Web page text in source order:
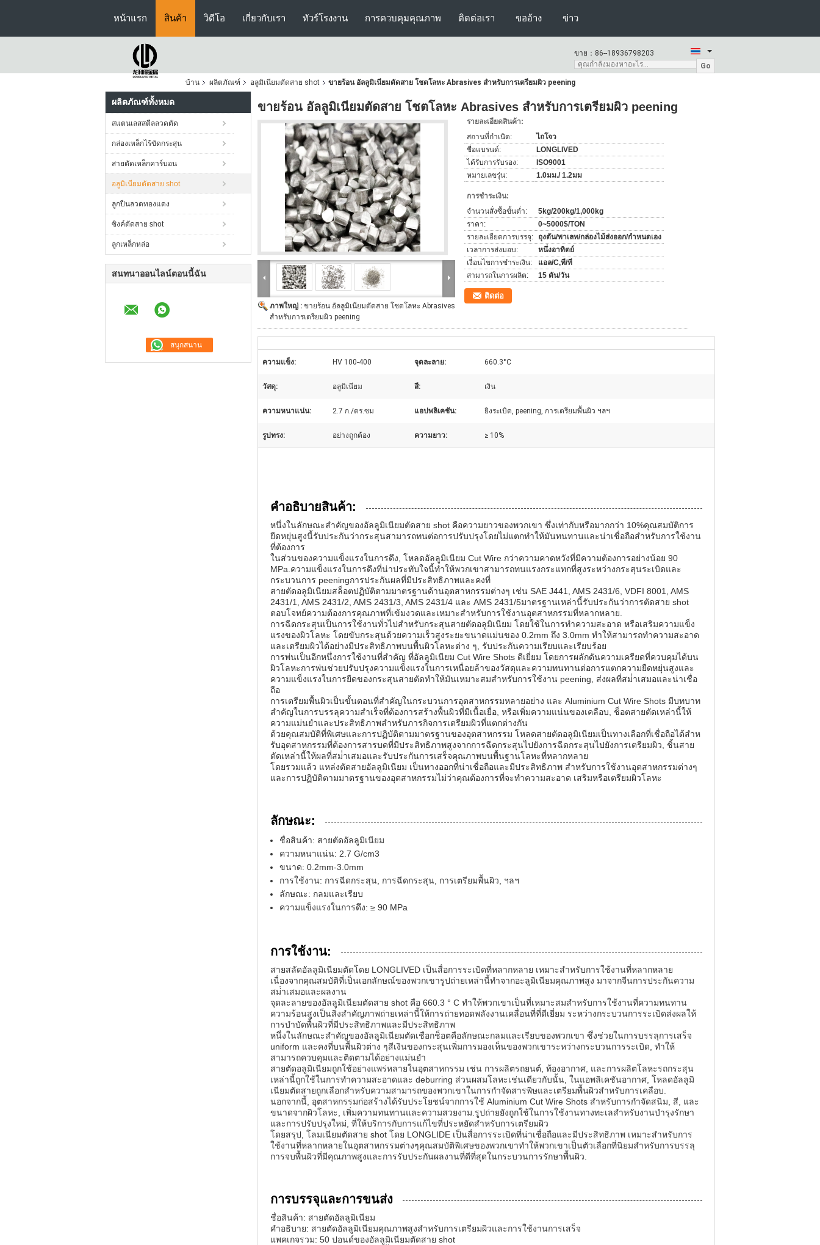
หน้าแรก สินค้า วิดีโอ เกี่ยวกับเรา ทัวร์โรงงาน การควบคุมคุณภาพ ติดต่อเรา ขออ้าง ข่าว
ขาย： 86--18936798203
Go
บ้าน
ผลิตภัณฑ์ อลูมิเนียมตัดสาย shot ขายร้อน อัลลูมิเนียมตัดสาย โชตโลหะ Abrasives สําหรับการเตรียมผิว peening
ผลิตภัณฑ์ทั้งหมด
สแตนเลสสตีลลวดตัด
กล่องเหล็กไร้ขัดกระสุน
สายตัดเหล็กคาร์บอน
อลูมิเนียมตัดสาย shot
ลูกปืนลวดทองแดง
ซิงค์ตัดสาย shot
ลูกเหล็กหล่อ
สนทนาออนไลน์ตอนนี้ฉัน
ขายร้อน อัลลูมิเนียมตัดสาย โชตโลหะ Abrasives สําหรับการเตรียมผิว peening
ภาพใหญ่ : ขายร้อน อัลลูมิเนียมตัดสาย โชตโลหะ Abrasives
สําหรับการเตรียมผิว peening
รายละเอียดสินค้า:
สถานที่กำเนิด:
ไถโจว
ชื่อแบรนด์:
LONGLIVED
ได้รับการรับรอง:
ISO9001
หมายเลขรุ่น:
1.0มม./ 1.2มม
การชำระเงิน:
จำนวนสั่งซื้อขั้นต่ำ:
5kg/200kg/1,000kg
ราคา:
0~5000$/TON
รายละเอียดการบรรจุ: ถุงตัน/พาเลท/กล่องไม้ส่งออก/กำหนดเอง
เวลาการส่งมอบ:
หนึ่งอาทิตย์
เงื่อนไขการชำระเงิน:
แอล/C,ที/ที
สามารถในการผลิต:
15 ตัน/วัน
ติดต่อ
ความแข็ง: HV 100-400 จุดละลาย: 660.3°C
วัสดุ: อลูมิเนียม สี: เงิน
ความหนาแน่น: 2.7 ก./ตร.ซม แอปพลิเคชัน: ยิงระเบิด, peening, การเตรียมพื้นผิว ฯลฯ
รูปทรง: อย่างถูกต้อง ความยาว: ≥ 10%
คําอธิบายสินค้า:
หนึ่งในลักษณะสําคัญของอัลลูมิเนียมตัดสาย shot คือความยาวของพวกเขา ซึ่งเท่ากับหรือมากกว่า 10%คุณสมบัติการ
ยืดหยุ่นสูงนี้รับประกันว่ากระสุนสามารถทนต่อการปรับปรุงโดยไม่แตกทําให้มันทนทานและน่าเชื่อถือสําหรับการใช้งาน
ที่ต้องการ
ในส่วนของความแข็งแรงในการดึง, โหลดอัลลูมิเนียม Cut Wire กว่าความคาดหวังที่มีความต้องการอย่างน้อย 90
MPa.ความแข็งแรงในการดึงที่น่าประทับใจนี้ทําให้พวกเขาสามารถทนแรงกระแทกที่สูงระหว่างกระสุนระเบิดและ
กระบวนการ peeningการประกันผลที่มีประสิทธิภาพและคงที่
สายตัดอลูมิเนียมสล็อตปฏิบัติตามมาตรฐานด้านอุตสาหกรรมต่างๆ เช่น SAE J441, AMS 2431/6, VDFI 8001, AMS
2431/1, AMS 2431/2, AMS 2431/3, AMS 2431/4 และ AMS 2431/5มาตรฐานเหล่านี้รับประกันว่าการตัดสาย shot
ตอบโจทย์ความต้องการคุณภาพที่เข้มงวดและเหมาะสําหรับการใช้งานอุตสาหกรรมที่หลากหลาย.
การฉีดกระสุนเป็นการใช้งานทั่วไปสําหรับกระสุนสายตัดอลูมิเนียม โดยใช้ในการทําความสะอาด หรือเสริมความแข็ง
แรงของผิวโลหะ โดยขับกระสุนด้วยความเร็วสูงระยะขนาดแม่นของ 0.2mm ถึง 3.0mm ทําให้สามารถทําความสะอาด
และเตรียมผิวได้อย่างมีประสิทธิภาพบนพื้นผิวโลหะต่าง ๆ, รับประกันความเรียบและเรียบร้อย
การพ่นเป็นอีกหนึ่งการใช้งานที่สําคัญ ที่อัลลูมิเนียม Cut Wire Shots ดีเยี่ยม โดยการผลักดันความเครียดที่ควบคุมได้บน
ผิวโลหะการพ่นช่วยปรับปรุงความแข็งแรงในการเหนื่อยล้าของวัสดุและความทนทานต่อการแตกความยืดหยุ่นสูงและ
ความแข็งแรงในการยืดของกระสุนสายตัดทําให้มันเหมาะสมสําหรับการใช้งาน peening, ส่งผลที่สม่ําเสมอและน่าเชื่อ
ถือ
การเตรียมพื้นผิวเป็นขั้นตอนที่สําคัญในกระบวนการอุตสาหกรรมหลายอย่าง และ Aluminium Cut Wire Shots มีบทบาท
สําคัญในการบรรลุความสําเร็จที่ต้องการสร้างพื้นผิวที่มีเนื้อเยื่อ, หรือเพิ่มความแน่นของเคลือบ, ช็อตสายตัดเหล่านี้ให้
ความแม่นยําและประสิทธิภาพสําหรับภารกิจการเตรียมผิวที่แตกต่างกัน
ด้วยคุณสมบัติที่พิเศษและการปฏิบัติตามมาตรฐานของอุตสาหกรรม โหลดสายตัดอลูมิเนียมเป็นทางเลือกที่เชื่อถือได้สําห
รับอุตสาหกรรมที่ต้องการสารบดที่มีประสิทธิภาพสูงจากการฉีดกระสุนไปยังการฉีดกระสุนไปยังการเตรียมผิว, ชิ้นสาย
ตัดเหล่านี้ให้ผลที่สม่ําเสมอและรับประกันการเสร็จคุณภาพบนพื้นฐานโลหะที่หลากหลาย
โดยรวมแล้ว แหล่งตัดสายอัลลูมิเนียม เป็นทางออกที่น่าเชื่อถือและมีประสิทธิภาพ สําหรับการใช้งานอุตสาหกรรมต่างๆ
และการปฏิบัติตามมาตรฐานของอุตสาหกรรมไม่ว่าคุณต้องการที่จะทําความสะอาด เสริมหรือเตรียมผิวโลหะ
ลักษณะ:
ชื่อสินค้า: สายตัดอัลลูมิเนียม
ความหนาแน่น: 2.7 G/cm3
ขนาด: 0.2mm-3.0mm
การใช้งาน: การฉีดกระสุน, การฉีดกระสุน, การเตรียมพื้นผิว, ฯลฯ
ลักษณะ: กลมและเรียบ
ความแข็งแรงในการดึง: ≥ 90 MPa
การใช้งาน:
สายสลัดอัลลูมิเนียมตัดโดย LONGLIVED เป็นสื่อการระเบิดที่หลากหลาย เหมาะสําหรับการใช้งานที่หลากหลาย
เนื่องจากคุณสมบัติที่เป็นเอกลักษณ์ของพวกเขารูปถ่ายเหล่านี้ทําจากอะลูมิเนียมคุณภาพสูง มาจากจีนการประกันความ
สม่ําเสมอและผลงาน
จุดละลายของอัลลูมิเนียมตัดสาย shot คือ 660.3 ° C ทําให้พวกเขาเป็นที่เหมาะสมสําหรับการใช้งานที่ความทนทาน
ความร้อนสูงเป็นสิ่งสําคัญภาพถ่ายเหล่านี้ให้การถ่ายทอดพลังงานเคลื่อนที่ที่ดีเยี่ยม ระหว่างกระบวนการระเบิดส่งผลให้
การบําบัดพื้นผิวที่มีประสิทธิภาพและมีประสิทธิภาพ
หนึ่งในลักษณะสําคัญของอัลลูมิเนียมตัดเชือกช็อตคือลักษณะกลมและเรียบของพวกเขา ซึ่งช่วยในการบรรลุการเสร็จ
uniform และคงที่บนพื้นผิวต่าง ๆสีเงินของกระสุนเพิ่มการมองเห็นของพวกเขาระหว่างกระบวนการระเบิด, ทําให้
สามารถควบคุมและติดตามได้อย่างแม่นยํา
สายตัดอลูมิเนียมถูกใช้อย่างแพร่หลายในอุตสาหกรรม เช่น การผลิตรถยนต์, ท้องอากาศ, และการผลิตโลหะรถกระสุน
เหล่านี้ถูกใช้ในการทําความสะอาดและ deburring ส่วนผสมโลหะเช่นเดียวกับนั้น, ในแอพลิเคชันอากาศ, โหลดอัลลูมิ
เนียมตัดสายถูกเลือกสําหรับความสามารถของพวกเขาในการกําจัดสารพิษและเตรียมพื้นผิวสําหรับการเคลือบ.
นอกจากนี้, อุตสาหกรรมก่อสร้างได้รับประโยชน์จากการใช้ Aluminium Cut Wire Shots สําหรับการกําจัดสนิม, สี, และ
ขนาดจากผิวโลหะ, เพิ่มความทนทานและความสวยงาม.รูปถ่ายยังถูกใช้ในการใช้งานทางทะเลสําหรับงานบํารุงรักษา
และการปรับปรุงใหม่, ที่ให้บริการกับการแก้ไขที่ประหยัดสําหรับการเตรียมผิว
โดยสรุป, โลมเนียมตัดสาย shot โดย LONGLIDE เป็นสื่อการระเบิดที่น่าเชื่อถือและมีประสิทธิภาพ เหมาะสําหรับการ
ใช้งานที่หลากหลายในอุตสาหกรรมต่างๆคุณสมบัติพิเศษของพวกเขาทําให้พวกเขาเป็นตัวเลือกที่นิยมสําหรับการบรรลุ
การจบพื้นผิวที่มีคุณภาพสูงและการรับประกันผลงานที่ดีที่สุดในกระบวนการรักษาพื้นผิว.
การบรรจุและการขนส่ง
ชื่อสินค้า: สายตัดอัลลูมิเนียม
คําอธิบาย: สายตัดอัลลูมิเนียมคุณภาพสูงสําหรับการเตรียมผิวและการใช้งานการเสร็จ
แพคเกจรวม: 50 ปอนด์ของอัลลูมิเนียมตัดสาย shot